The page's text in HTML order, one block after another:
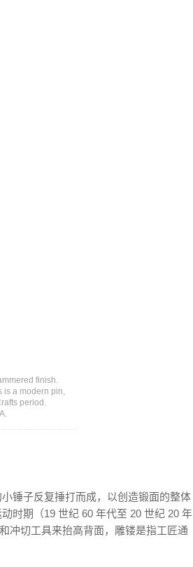
finish.
is a modern pin,
period.
锤子反复捶打而成，以创造锻面的整体
时期（19 世纪 60 年代至 20 世纪 20 年
冲切工具来抬高背面，雕镂是指工匠通